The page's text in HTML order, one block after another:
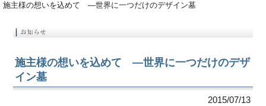
施主様の想いを込めて ―世界に一つだけのデザイン墓
施主様の想いを込めて ―世界に一つだけのデザ
イン墓
2015/07/13